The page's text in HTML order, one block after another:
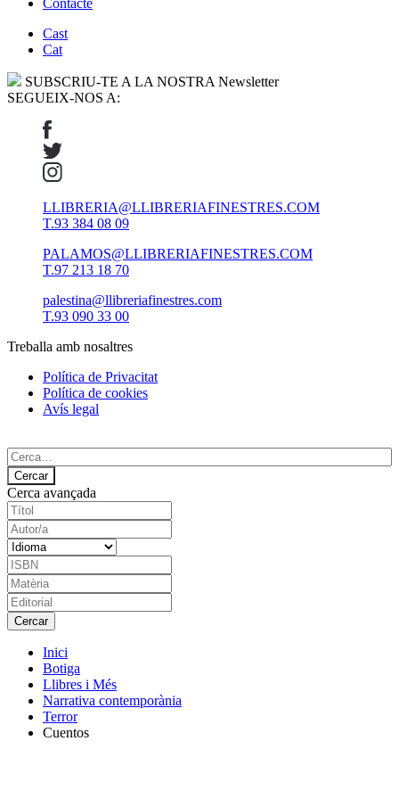
Contacte
Cast
Cat
SUBSCRIU-TE A LA NOSTRA Newsletter
SEGUEIX-NOS A:
LLIBRERIA@LLIBRERIAFINESTRES.COM
T.93 384 08 09
PALAMOS@LLIBRERIAFINESTRES.COM
T.97 213 18 70
palestina@llibreriafinestres.com
T.93 090 33 00
Treballa amb nosaltres
Política de Privacitat
Política de cookies
Avís legal
Cerca avançada
Inici
Botiga
Llibres i Més
Narrativa contemporània
Terror
Cuentos